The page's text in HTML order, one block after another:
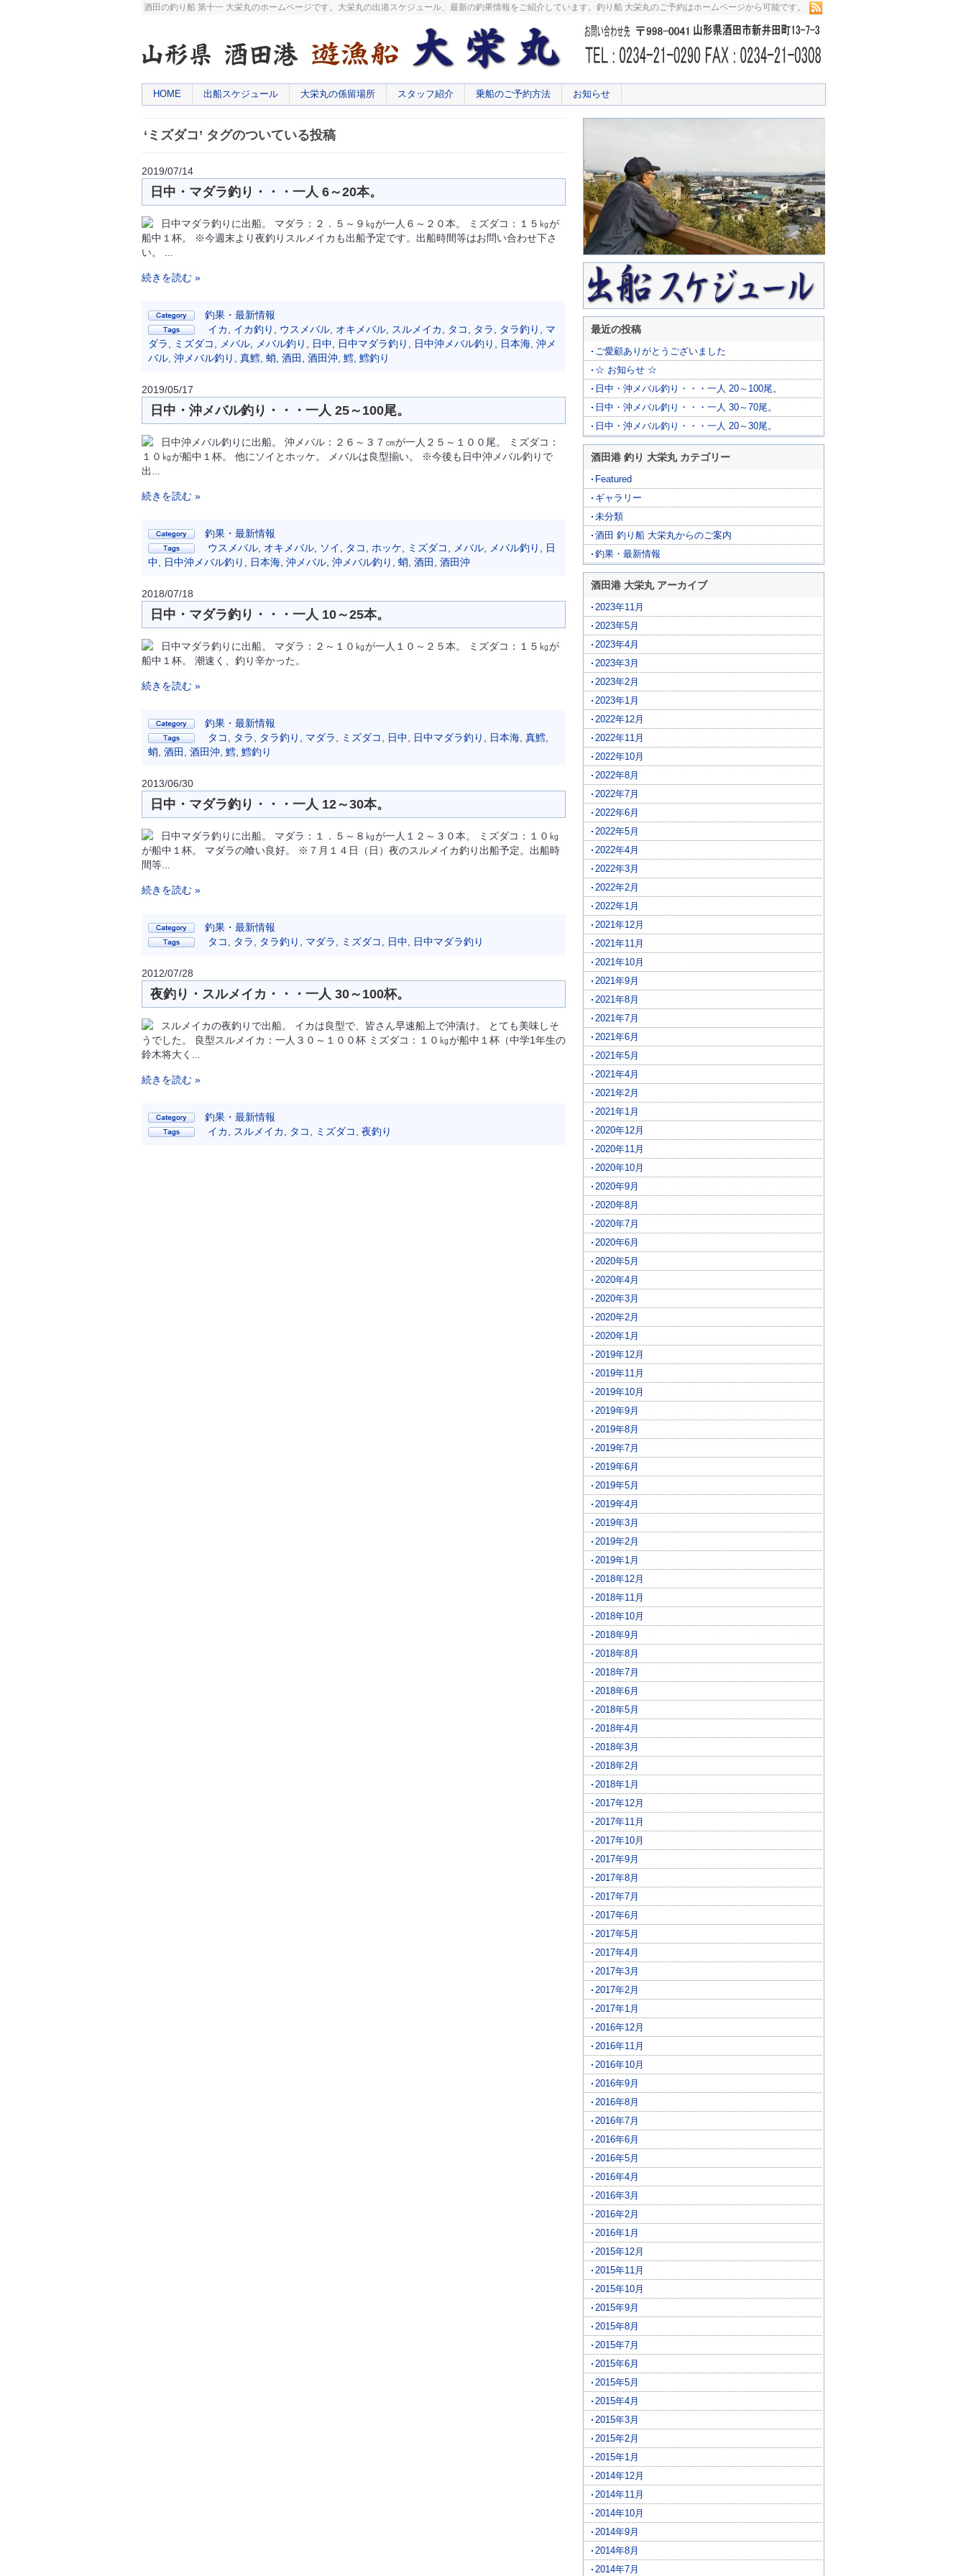
酒田の釣り船 第十一 大栄丸のホームページです。大栄丸の出港スケジュール、最新の釣果情報をご紹介しています。釣り船 大栄丸のご予約はホームページから可能です。
HOME 出船スケジュール 大栄丸の係留場所 スタッフ紹介 乗船のご予約方法 お知らせ
‘ミズダコ’ タグのついている投稿
2019/07/14
日中・マダラ釣り・・・一人 6～20本。
日中マダラ釣りに出船。 マダラ：２．５～９㎏が一人６～２０本。 ミズダコ：１５㎏が
船中１杯。 ※今週末より夜釣りスルメイカも出船予定です。出船時間等はお問い合わせ下さ
い。 ...
続きを読む »
釣果・最新情報
イカ
イカ釣り ウスメバル オキメバル スルメイカ タコ タラ タラ釣り
マ
ダラ
ミズダコ メバル メバル釣り 日中 日中マダラ釣り 日中沖メバル釣り 日本海 沖メ
バル 沖メバル釣り 真鱈 蛸 酒田 酒田沖 鱈 鱈釣り
2019/05/17
日中・沖メバル釣り・・・一人 25～100尾。
日中沖メバル釣りに出船。 沖メバル：２６～３７㎝が一人２５～１００尾。 ミズダコ：
１０㎏が船中１杯。 他にソイとホッケ。 メバルは良型揃い。 ※今後も日中沖メバル釣りで
出...
続きを読む »
釣果・最新情報
ウスメバル オキメバル ソイ タコ ホッケ ミズダコ メバル メバル釣り
日
中
日中沖メバル釣り 日本海 沖メバル 沖メバル釣り 蛸 酒田 酒田沖
2018/07/18
日中・マダラ釣り・・・一人 10～25本。
日中マダラ釣りに出船。 マダラ：２～１０㎏が一人１０～２５本。 ミズダコ：１５㎏が
船中１杯。 潮速く、釣り辛かった。
続きを読む »
釣果・最新情報
タコ
タラ タラ釣り マダラ ミズダコ 日中 日中マダラ釣り 日本海 真鱈
蛸 酒田 酒田沖 鱈 鱈釣り
2013/06/30
日中・マダラ釣り・・・一人 12～30本。
日中マダラ釣りに出船。 マダラ：１．５～８㎏が一人１２～３０本。 ミズダコ：１０㎏
が船中１杯。 マダラの喰い良好。 ※７月１４日（日）夜のスルメイカ釣り出船予定。出船時
間等...
続きを読む »
釣果・最新情報
タコ
タラ タラ釣り マダラ ミズダコ 日中 日中マダラ釣り
2012/07/28
夜釣り・スルメイカ・・・一人 30～100杯。
スルメイカの夜釣りで出船。 イカは良型で、皆さん早速船上で沖漬け。 とても美味しそ
うでした。 良型スルメイカ：一人３０～１００杯 ミズダコ：１０㎏が船中１杯（中学1年生の
鈴木将大く...
続きを読む »
釣果・最新情報
イカ
スルメイカ タコ ミズダコ 夜釣り
最近の投稿
ご愛顧ありがとうございました
☆ お知らせ ☆
日中・沖メバル釣り・・・一人 20～100尾。
日中・沖メバル釣り・・・一人 30～70尾。
日中・沖メバル釣り・・・一人 20～30尾。
酒田港 釣り 大栄丸 カテゴリー
Featured
ギャラリー
未分類
酒田 釣り船 大栄丸からのご案内
釣果・最新情報
酒田港 大栄丸 アーカイブ
2023年11月
2023年5月
2023年4月
2023年3月
2023年2月
2023年1月
2022年12月
2022年11月
2022年10月
2022年8月
2022年7月
2022年6月
2022年5月
2022年4月
2022年3月
2022年2月
2022年1月
2021年12月
2021年11月
2021年10月
2021年9月
2021年8月
2021年7月
2021年6月
2021年5月
2021年4月
2021年2月
2021年1月
2020年12月
2020年11月
2020年10月
2020年9月
2020年8月
2020年7月
2020年6月
2020年5月
2020年4月
2020年3月
2020年2月
2020年1月
2019年12月
2019年11月
2019年10月
2019年9月
2019年8月
2019年7月
2019年6月
2019年5月
2019年4月
2019年3月
2019年2月
2019年1月
2018年12月
2018年11月
2018年10月
2018年9月
2018年8月
2018年7月
2018年6月
2018年5月
2018年4月
2018年3月
2018年2月
2018年1月
2017年12月
2017年11月
2017年10月
2017年9月
2017年8月
2017年7月
2017年6月
2017年5月
2017年4月
2017年3月
2017年2月
2017年1月
2016年12月
2016年11月
2016年10月
2016年9月
2016年8月
2016年7月
2016年6月
2016年5月
2016年4月
2016年3月
2016年2月
2016年1月
2015年12月
2015年11月
2015年10月
2015年9月
2015年8月
2015年7月
2015年6月
2015年5月
2015年4月
2015年3月
2015年2月
2015年1月
2014年12月
2014年11月
2014年10月
2014年9月
2014年8月
2014年7月